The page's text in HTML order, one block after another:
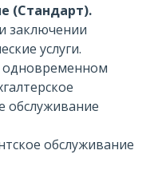
(Стандарт).
заключении
услуги.
одновременном
обслуживание
обслуживание